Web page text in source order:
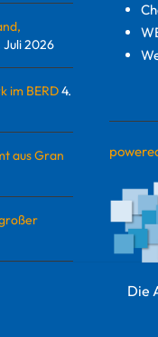
Juli 2026
im BERD4.
aus Gran
Die